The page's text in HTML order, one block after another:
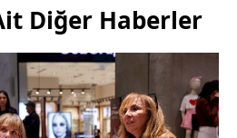
Diğer Haberler